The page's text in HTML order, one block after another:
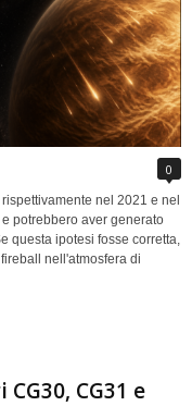
0
nel 2021 e nel
potrebbero aver generato
questa ipotesi fosse corretta,
nell'atmosfera di
CG31 e